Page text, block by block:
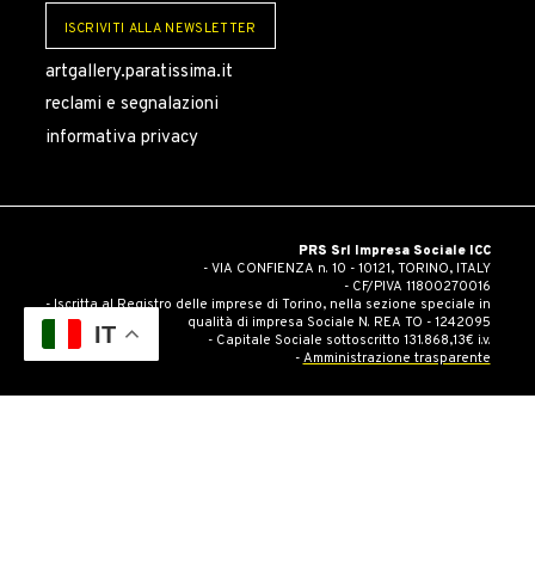
ISCRIVITI ALLA NEWSLETTER
artgallery.paratissima.it
reclami e segnalazioni
informativa privacy
PRS Srl Impresa Sociale ICC
- VIA CONFIENZA n. 10 - 10121, TORINO, ITALY
- CF/PIVA 11800270016
- Iscritta al Registro delle imprese di Torino, nella sezione speciale in
qualità di impresa Sociale N. REA TO - 1242095
- Capitale Sociale sottoscritto 131.868,13€ i.v.
- Amministrazione trasparente
IT